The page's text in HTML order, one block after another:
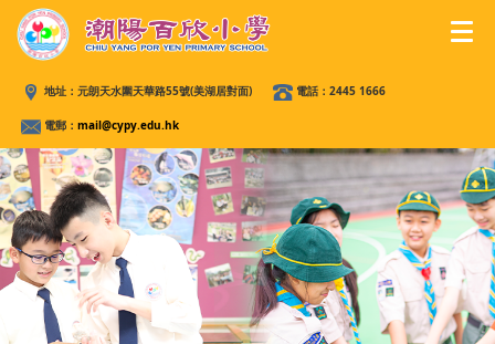
地址： 元朗天水圍天華路55號(美湖居對面) 電話： 2445 1666
電郵： mail@cypy.edu.hk